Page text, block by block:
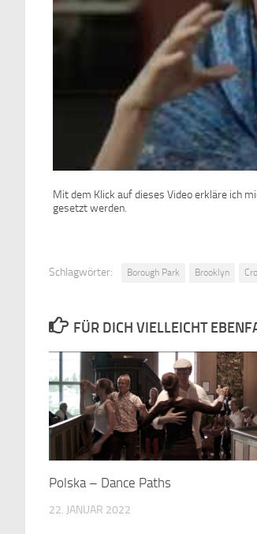
Mit dem Klick auf dieses Video erkläre ich
gesetzt werden.
Schlagwörter: Borough Park Brooklyn
FÜR DICH VIELLEICHT
Polska – Dance Paths
22. JANUAR 2022